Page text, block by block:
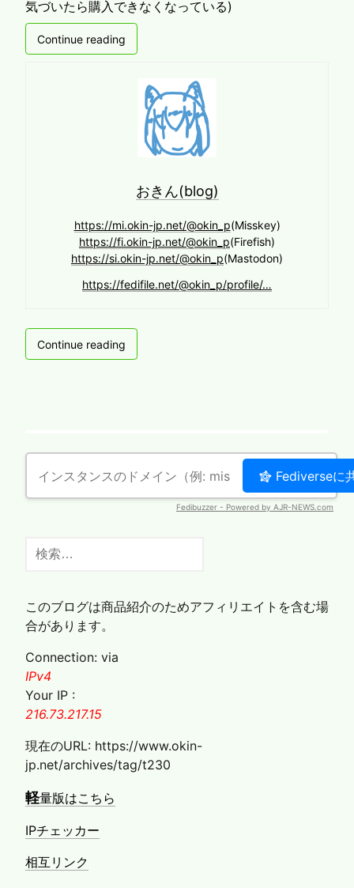
気づいたら購入できなくなっている)
Continue reading
おきん(blog)
https://mi.okin-jp.net/@okin_p(Misskey)
https://fi.okin-jp.net/@okin_p(Firefish)
https://si.okin-jp.net/@okin_p(Mastodon)
https://fedifile.net/@okin_p/profile/…
Continue reading
v2
視
聴
索:
このブログは商品紹介のためアフィリエイトを含む場
合があります。
Connection: via
IPv4
Your IP :
216.73.217.15
現在のURL: https://www.okin-
jp.net/archives/tag/t230
軽量版はこちら
IPチェッカー
相互リンク